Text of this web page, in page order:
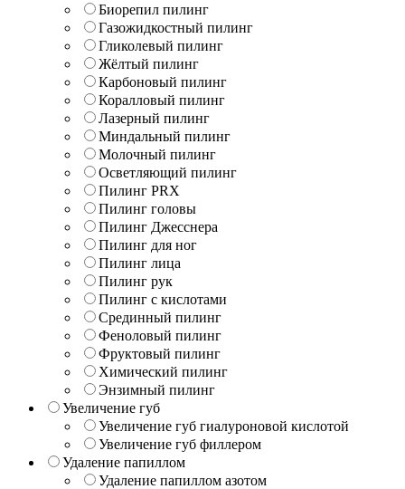
Биорепил пилинг
Газожидкостный пилинг
Гликолевый пилинг
Жёлтый пилинг
Карбоновый пилинг
Коралловый пилинг
Лазерный пилинг
Миндальный пилинг
Молочный пилинг
Осветляющий пилинг
Пилинг PRX
Пилинг головы
Пилинг Джесснера
Пилинг для ног
Пилинг лица
Пилинг рук
Пилинг с кислотами
Срединный пилинг
Феноловый пилинг
Фруктовый пилинг
Химический пилинг
Энзимный пилинг
Увеличение губ
Увеличение губ гиалуроновой кислотой
Увеличение губ филлером
Удаление папиллом
Удаление папиллом азотом